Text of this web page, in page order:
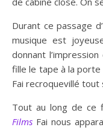
Durant ce passage d’
musique est
donnant
fille le tape à la porte
Fai recroquevillé tout
Tout au long de ce
Films Fai nous